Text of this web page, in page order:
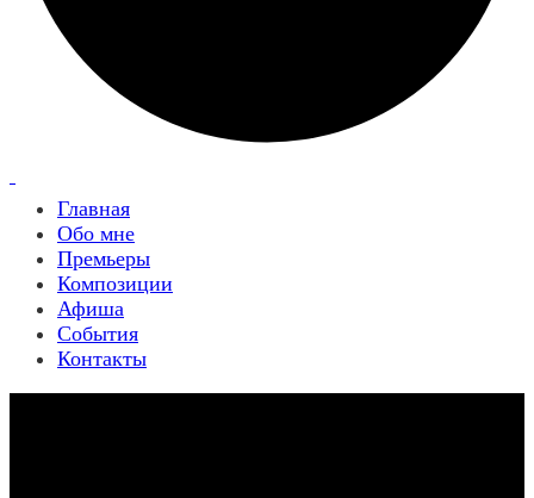
Главная
Обо мне
Премьеры
Композиции
Афиша
События
Контакты